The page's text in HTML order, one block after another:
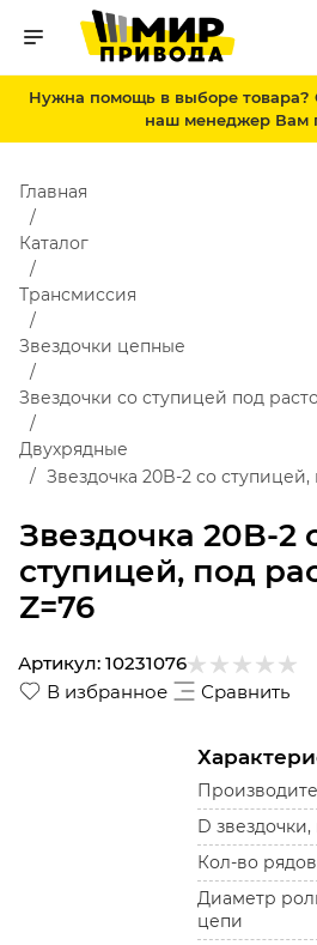
Нужна помощь в выборе товара?
наш менеджер Вам
Звездочка 20B-2
ступицей, под
Z=76
Главная
Каталог
Трансмиссия
Звездочки цепные
Звездочки со ступицей под
Двухрядные
Звездочка 20B-2 со ступицей,
В избранное Сравнить
Артикул: 10231076
D
Кол-во рядов
Диаметр
цепи